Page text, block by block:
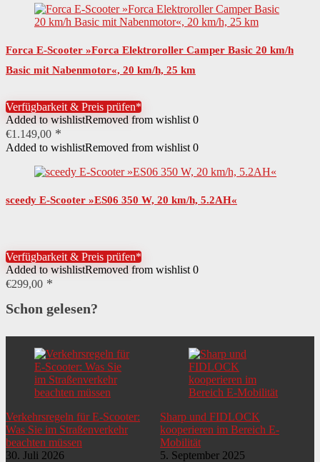
Forca E-Scooter »Forca Elektroroller Camper Basic 20 km/h
Basic mit Nabenmotor«, 20 km/h, 25 km
Verfügbarkeit & Preis prüfen*
Added to wishlistRemoved from wishlist 0
€1.149,00
Added to wishlistRemoved from wishlist 0
sceedy E-Scooter »ES06 350 W, 20 km/h, 5.2AH«
Verfügbarkeit & Preis prüfen*
Added to wishlistRemoved from wishlist 0
€299,00
Schon gelesen?
Verkehrsregeln für E-Scooter:
Was Sie im Straßenverkehr
beachten müssen
30. Juli 2026
Sharp und FIDLOCK
kooperieren im Bereich E-
Mobilität
5. September 2025